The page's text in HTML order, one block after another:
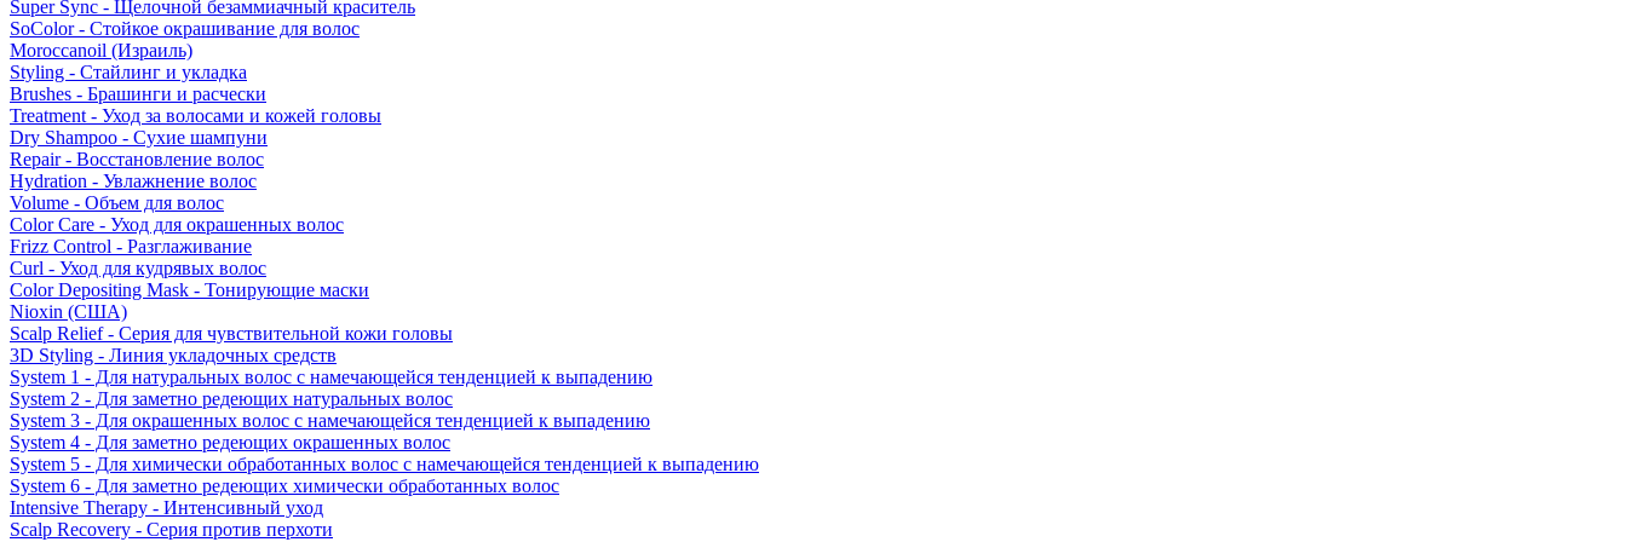
Super Sync - Щелочной безаммиачный краситель
SoColor - Стойкое окрашивание для волос
Moroccanoil (Израиль)
Styling - Стайлинг и укладка
Brushes - Брашинги и расчески
Treatment - Уход за волосами и кожей головы
Dry Shampoo - Сухие шампуни
Repair - Восстановление волос
Hydration - Увлажнение волос
Volume - Объем для волос
Color Care - Уход для окрашенных волос
Frizz Control - Разглаживание
Curl - Уход для кудрявых волос
Color Depositing Mask - Тонирующие маски
Nioxin (США)
Scalp Relief - Серия для чувствительной кожи головы
3D Styling - Линия укладочных средств
System 1 - Для натуральных волос с намечающейся тенденцией к выпадению
System 2 - Для заметно редеющих натуральных волос
System 3 - Для окрашенных волос с намечающейся тенденцией к выпадению
System 4 - Для заметно редеющих окрашенных волос
System 5 - Для химически обработанных волос с намечающейся тенденцией к выпадению
System 6 - Для заметно редеющих химически обработанных волос
Intensive Therapy - Интенсивный уход
Scalp Recovery - Серия против перхоти